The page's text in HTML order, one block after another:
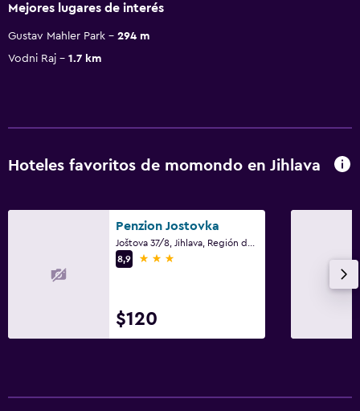
Mejores lugares de interés
Gustav Mahler Park
294 m
Vodni Raj
1.7 km
Hoteles favoritos de momondo en Jihlava
Penzion Jostovka
8,9
3 estrellas
$120